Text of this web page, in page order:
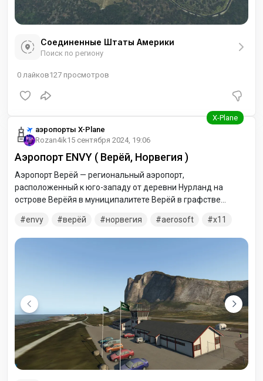
Соединенные Штаты Америки
Поиск по региону
0 лайков127 просмотров
аэропорты X-Plane
Rozan4ik15 сентября 2024, 19:06
Аэропорт ENVY ( Верёй, Норвегия )
Аэропорт Верёй — региональный аэропорт,
расположенный к юго-западу от деревни Нурланд на
острове Верёйя в муниципалитете Верёй в графстве
год и имел асфальтированную взлетно-посадочную полосу
размером 800 на 30 метров (2625 на 98 футов),
envy верёй норвегия aerosoft x11